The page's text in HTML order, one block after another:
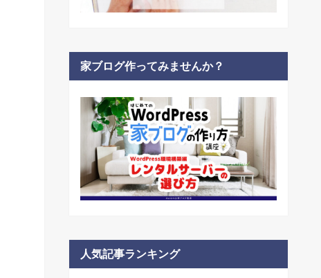
家ブログ作ってみませんか？
人気記事ランキング